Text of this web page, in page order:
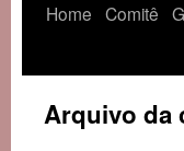
Home Comitê
Arquivo da